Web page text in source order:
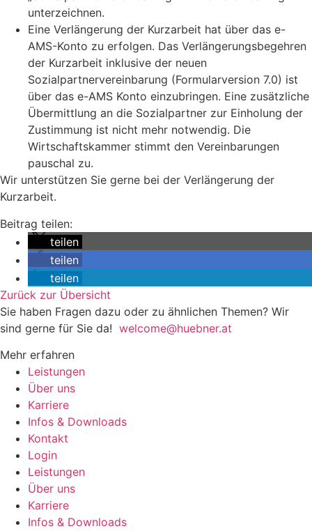
unterzeichnen.
Eine Verlängerung der Kurzarbeit hat über das e-
AMS-Konto zu erfolgen. Das Verlängerungsbegehren
der Kurzarbeit inklusive der neuen
Sozialpartnervereinbarung (Formularversion 7.0) ist
über das e-AMS Konto einzubringen. Eine zusätzliche
Übermittlung an die Sozialpartner zur Einholung der
Zustimmung ist nicht mehr notwendig. Die
Wirtschaftskammer stimmt den Vereinbarungen
pauschal zu.
Wir unterstützen Sie gerne bei der Verlängerung der
Kurzarbeit.
Beitrag teilen:
teilen
teilen
teilen
Zurück zur Übersicht
Sie haben Fragen dazu oder zu ähnlichen Themen? Wir
sind gerne für Sie da! welcome@huebner.at
Mehr erfahren
Leistungen
Über uns
Karriere
Infos & Downloads
Kontakt
Login
Leistungen
Über uns
Karriere
Infos & Downloads